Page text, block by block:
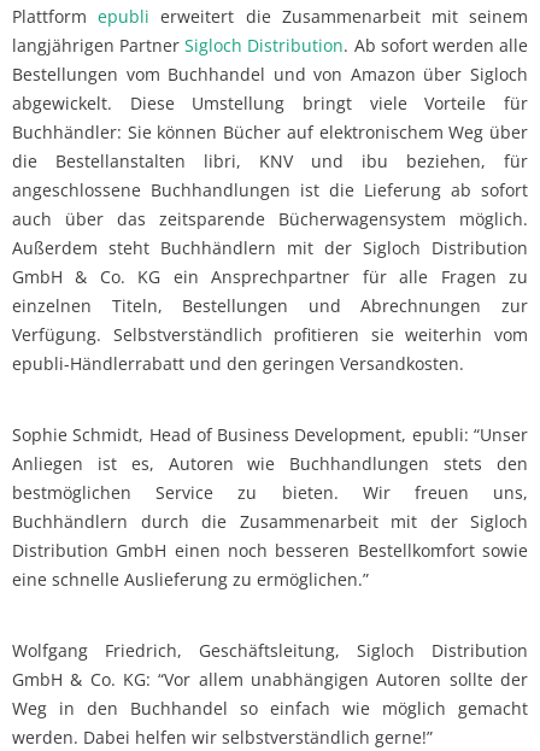
Plattformepubli erweitert die Zusammenarbeit mit seinem
langjährigen PartnerSigloch Distribution. Ab sofort werden alle
Bestellungen vom Buchhandel und von Amazon über Sigloch
abgewickelt. Diese Umstellung bringt viele Vorteile für
Buchhändler: Sie können Bücher auf elektronischem Weg über
die Bestellanstalten libri, KNV und ibu beziehen, für
angeschlossene Buchhandlungen ist die Lieferung ab sofort
auch über das zeitsparende Bücherwagensystem möglich.
Außerdem steht Buchhändlern mit der Sigloch Distribution
GmbH & Co. KG ein Ansprechpartner für alle Fragen zu
einzelnen Titeln, Bestellungen und Abrechnungen zur
Verfügung. Selbstverständlich profitieren sie weiterhin vom
epubli-Händlerrabatt und den geringen Versandkosten.
Sophie Schmidt, Head of Business Development, epubli: “Unser
Anliegen ist es, Autoren wie Buchhandlungen stets den
bestmöglichen Service zu bieten. Wir freuen uns,
Buchhändlern durch die Zusammenarbeit mit der Sigloch
Distribution GmbH einen noch besseren Bestellkomfort sowie
eine schnelle Auslieferung zu ermöglichen.”
Wolfgang Friedrich, Geschäftsleitung, Sigloch Distribution
GmbH & Co. KG: “Vor allem unabhängigen Autoren sollte der
Weg in den Buchhandel so einfach wie möglich gemacht
werden. Dabei helfen wir selbstverständlich gerne!”